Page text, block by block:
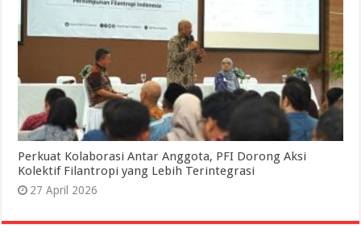
Perkuat Kolaborasi Antar Anggota, PFI Dorong Aksi
Kolektif Filantropi yang Lebih Terintegrasi
27 April 2026